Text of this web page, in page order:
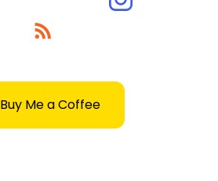
Buy Me a Coffee